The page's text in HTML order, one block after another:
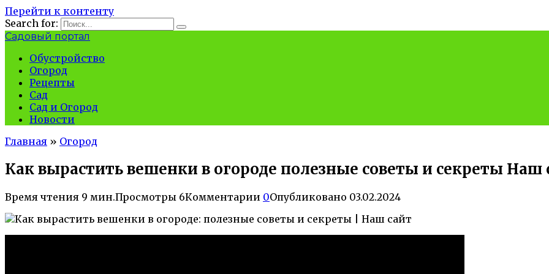
Перейти к контенту
Search for:
Садовый портал
Обустройство
Огород
Рецепты
Сад
Сад и Огород
Новости
Главная » Огород
Как вырастить вешенки в огороде полезные советы и секреты Наш
Время чтения 9 мин.Просмотры 6Комментарии 0Опубликовано 03.02.2024